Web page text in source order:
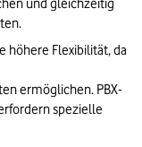
und gleichzeitig
höhere Flexibilität, da
ermöglichen. PBX-
spezielle